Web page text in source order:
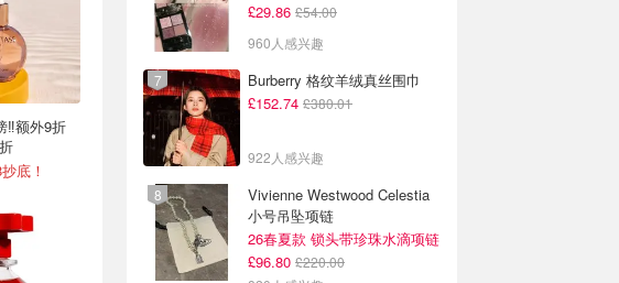
‼️额外9折
底！
£29.86 £54.00
960人感兴趣
Burberry 格纹羊绒真丝围巾
£152.74 £380.01
922人感兴趣
Vivienne Westwood Celestia
小号吊坠项链
26春夏款 锁头带珍珠水滴项链
£96.80 £220.00